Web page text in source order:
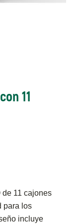
11
de 11 cajones
para los
incluye